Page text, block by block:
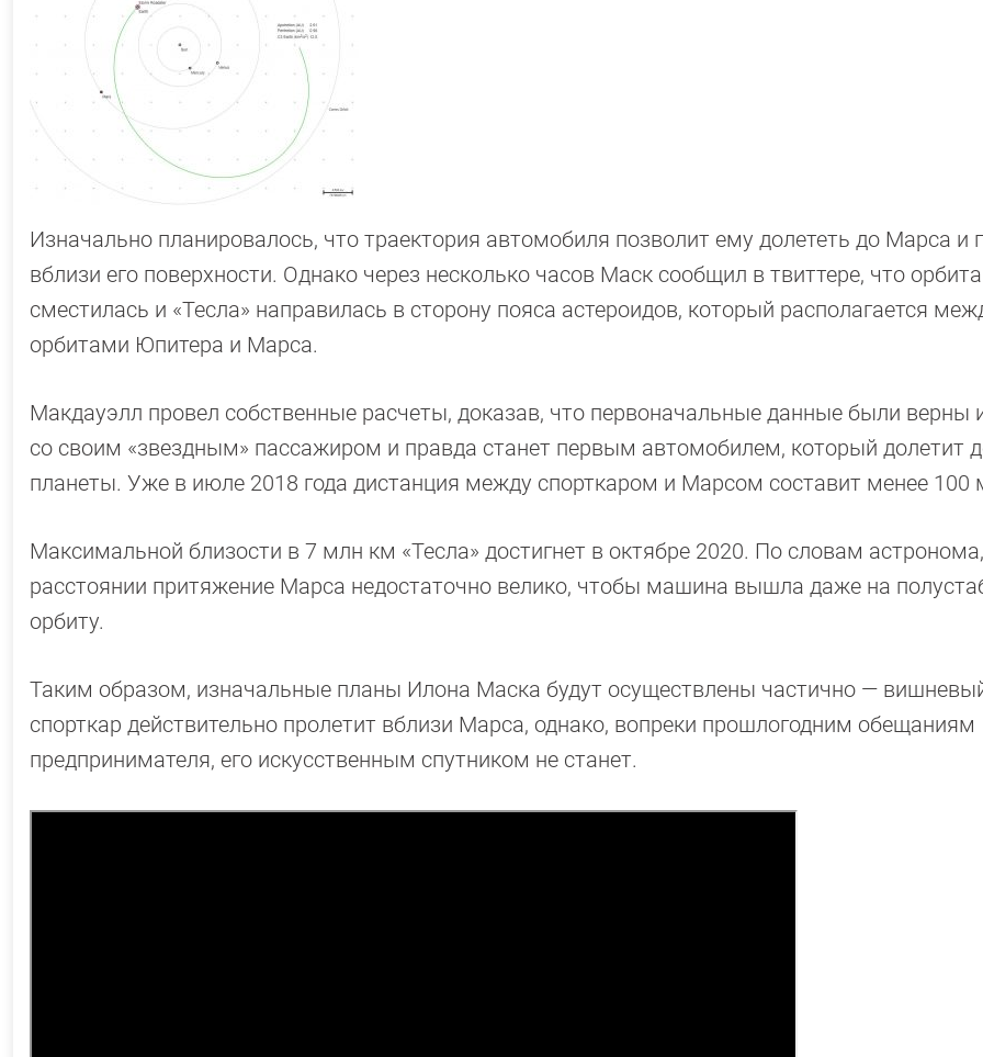
Изначально планировалось, что траектория автомобиля позволит ему долететь до Марса и
вблизи его поверхности. Однако через несколько часов Маск сообщил в твиттере, что орбита
сместилась и «Тесла» направилась в сторону пояса астероидов, который располагается
орбитами Юпитера и Марса.
Макдауэлл провел собственные расчеты, доказав, что первоначальные данные были верны
со своим «звездным» пассажиром и правда станет первым автомобилем, который долетит
планеты. Уже в июле 2018 года дистанция между спорткаром и Марсом составит менее 100
Максимальной близости в 7 млн км «Тесла» достигнет в октябре 2020. По словам
расстоянии притяжение Марса недостаточно велико, чтобы машина вышла даже на
орбиту.
Таким образом, изначальные планы Илона Маска будут осуществлены частично —
спорткар действительно пролетит вблизи Марса, однако, вопреки прошлогодним обещаниям
предпринимателя, его искусственным спутником не станет.